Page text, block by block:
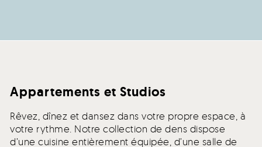
Appartements et Studios
Rêvez, dînez et dansez dans votre propre espace, à
votre rythme. Notre collection de dens dispose
d’une cuisine entièrement équipée, d’une salle de